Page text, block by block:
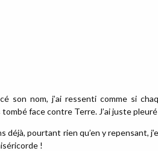
son nom, j’ai ressenti comme si
face contre Terre. J’ai juste
déjà, pourtant rien qu’en y repensant,
!